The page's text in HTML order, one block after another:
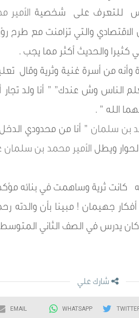
للتعرف على شخصية
والتي تزامنت مع طرح رؤية 2030لافتا
كثيرا والحديث أكثر مما يجب .
وأنه من أسرة غنية وثرية وقال
الناس وش عندك” ” أنا ولد
الله ” .
بن سلمان ” أنا من محدودي
ويطل الأمير محمد بن سلمان
كانت ثرية وساهمت في بنائه
أفكار جهيمان ! مبينا بأن والدته
كان يدرس في الصف الثاني
شارك علي
WHATSAPP
EMAIL